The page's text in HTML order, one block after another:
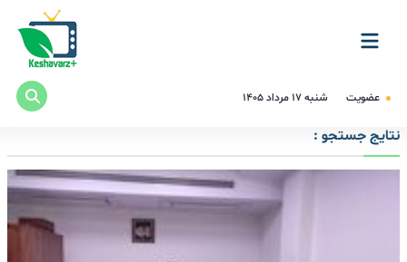
عضویت شنبه ۱۷ مرداد ۱۴۰۵
نتایج جستجو :